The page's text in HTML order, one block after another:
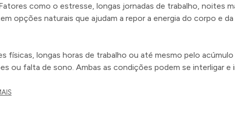
como o estresse, longas jornadas de trabalho, noites
opções naturais que ajudam a repor a energia do corpo e
longas horas de trabalho ou até mesmo pelo acúmulo
ou falta de sono. Ambas as condições podem se interligar e